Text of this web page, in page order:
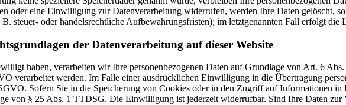
oder eine Einwilligung zur Datenverarbeitung widerrufen, werden Ihre Daten gelöscht,
steuer- oder handelsrechtliche Aufbewahrungsfristen); im letztgenannten Fall erfolgt die
der Datenverarbeitung auf dieser Website
haben, verarbeiten wir Ihre personenbezogenen Daten auf Grundlage von Art. 6
verarbeitet werden. Im Falle einer ausdrücklichen Einwilligung in die Übertragung
Sofern Sie in die Speicherung von Cookies oder in den Zugriff auf Informationen
von § 25 Abs. 1 TTDSG. Die Einwilligung ist jederzeit widerrufbar. Sind Ihre Daten